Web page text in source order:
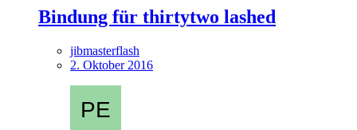
Bindung für thirtytwo lashed
jibmasterflash
2. Oktober 2016